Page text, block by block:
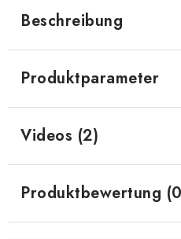
Beschreibung
Produktparameter
Videos (2)
Produktbewertung